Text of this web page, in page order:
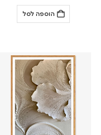
הוספה לסל